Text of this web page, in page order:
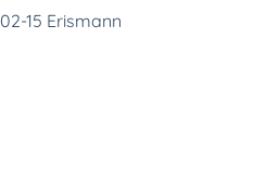
15 Erismann